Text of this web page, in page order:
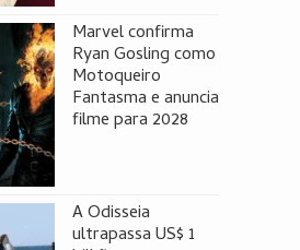
Marvel confirma
Ryan Gosling como
Motoqueiro
Fantasma e anuncia
filme para 2028
A Odisseia
ultrapassa US$ 1